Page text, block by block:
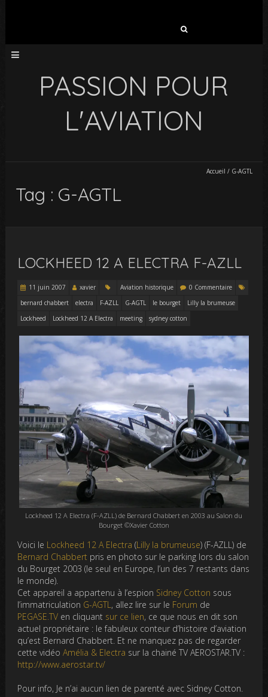
PASSION POUR
L'AVIATION
Accueil / G-AGTL
Tag : G-AGTL
LOCKHEED 12 A ELECTRA F-AZLL
11 juin 2007 xavier Aviation historique
0 Commentaire
bernard chabbert
electra F-AZLL G-AGTL le bourget
Lilly la brumeuse
Lockheed
Lockheed 12 A Electra meeting sydney cotton
Lockheed 12 A Electra (F-AZLL) de Bernard Chabbert en 2003 au Salon du
Bourget ©Xavier Cotton
Voici le Lockheed 12 A Electra (Lilly la brumeuse) (F-AZLL) de
Bernard Chabbert pris en photo sur le parking lors du salon
du Bourget 2003 (le seul en Europe, l’un des 7 restants dans
le monde).
Cet appareil a appartenu à l’espion Sidney Cotton sous
l’immatriculation G-AGTL, allez lire sur le Forum de
PEGASE.TV en cliquant sur ce lien, ce que nous en dit son
actuel propriétaire : le fabuleux conteur d’histoire d’aviation
qu’est Bernard Chabbert. Et ne manquez pas de regarder
cette vidéo Amélia & Electra sur la chainé TV AEROSTAR.TV :
http://www.aerostar.tv/
Pour info, Je n’ai aucun lien de parenté avec Sidney Cotton.